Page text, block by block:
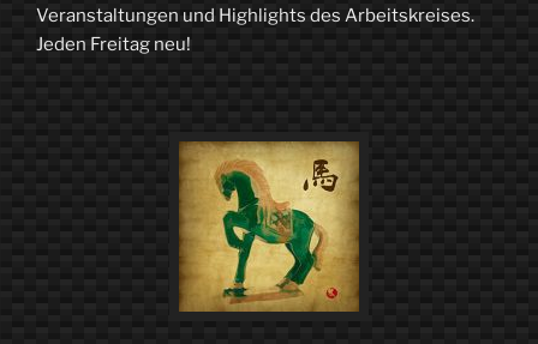
Veranstaltungen und Highlights des Arbeitskreises.
Jeden Freitag neu!